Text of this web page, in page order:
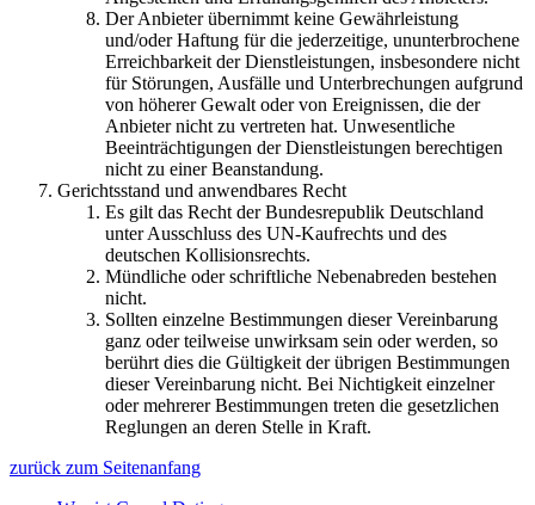
Der Anbieter übernimmt keine Gewährleistung
und/oder Haftung für die jederzeitige, ununterbrochene
Erreichbarkeit der Dienstleistungen, insbesondere nicht
für Störungen, Ausfälle und Unterbrechungen aufgrund
von höherer Gewalt oder von Ereignissen, die der
Anbieter nicht zu vertreten hat. Unwesentliche
Beeinträchtigungen der Dienstleistungen berechtigen
nicht zu einer Beanstandung.
Gerichtsstand und anwendbares Recht
Es gilt das Recht der Bundesrepublik Deutschland
unter Ausschluss des UN-Kaufrechts und des
deutschen Kollisionsrechts.
Mündliche oder schriftliche Nebenabreden bestehen
nicht.
Sollten einzelne Bestimmungen dieser Vereinbarung
ganz oder teilweise unwirksam sein oder werden, so
berührt dies die Gültigkeit der übrigen Bestimmungen
dieser Vereinbarung nicht. Bei Nichtigkeit einzelner
oder mehrerer Bestimmungen treten die gesetzlichen
Reglungen an deren Stelle in Kraft.
zurück zum Seitenanfang